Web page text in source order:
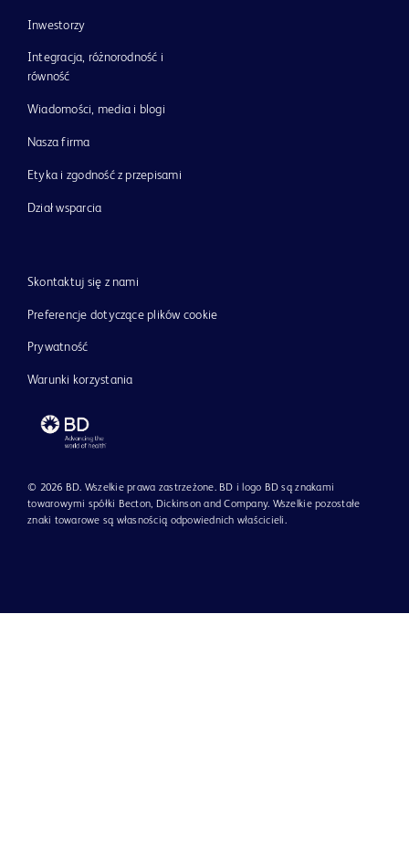
Inwestorzy
Integracja, różnorodność i
równość
Wiadomości, media i blogi
Nasza firma
Etyka i zgodność z przepisami
Dział wsparcia
Skontaktuj się z nami
Preferencje dotyczące plików cookie
Prywatność
Warunki korzystania
© 2026 BD. Wszelkie prawa zastrzeżone. BD i logo BD są znakami
towarowymi spółki Becton, Dickinson and Company. Wszelkie pozostałe
znaki towarowe są własnością odpowiednich właścicieli.